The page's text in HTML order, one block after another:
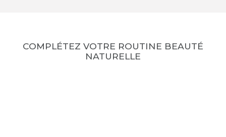
COMPLÉTEZ VOTRE ROUTINE BEAUTÉ
NATURELLE